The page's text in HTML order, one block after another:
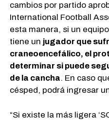
cambios por partido
International Football
esta manera, si un
tiene un jugador que
craneoencefálico, el
determinar si puede
de la cancha. En caso
césped, podrá ingresar
“Si existe la más ligera